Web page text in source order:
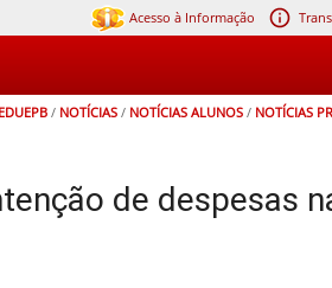
Acesso à Informação
EDUEPB / NOTÍCIAS / NOTÍCIAS ALUNOS / NOTÍCIAS
de despesas